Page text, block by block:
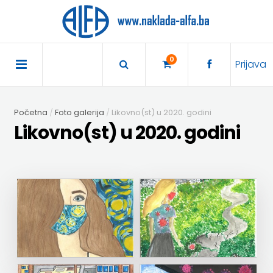
Prijava
0
POČETNA
AKCIJA
BIBLIOTEKA
DJEČJA
KNJIŽEVNOST
KUHARICE
DIDAKTIKA
DIDAKTIKA
ENGLESKI
UDŽBENICI
DODATNI
Početna Foto galerija Likovno(st) u 2020. godini
Likovno(st) u 2020. godini